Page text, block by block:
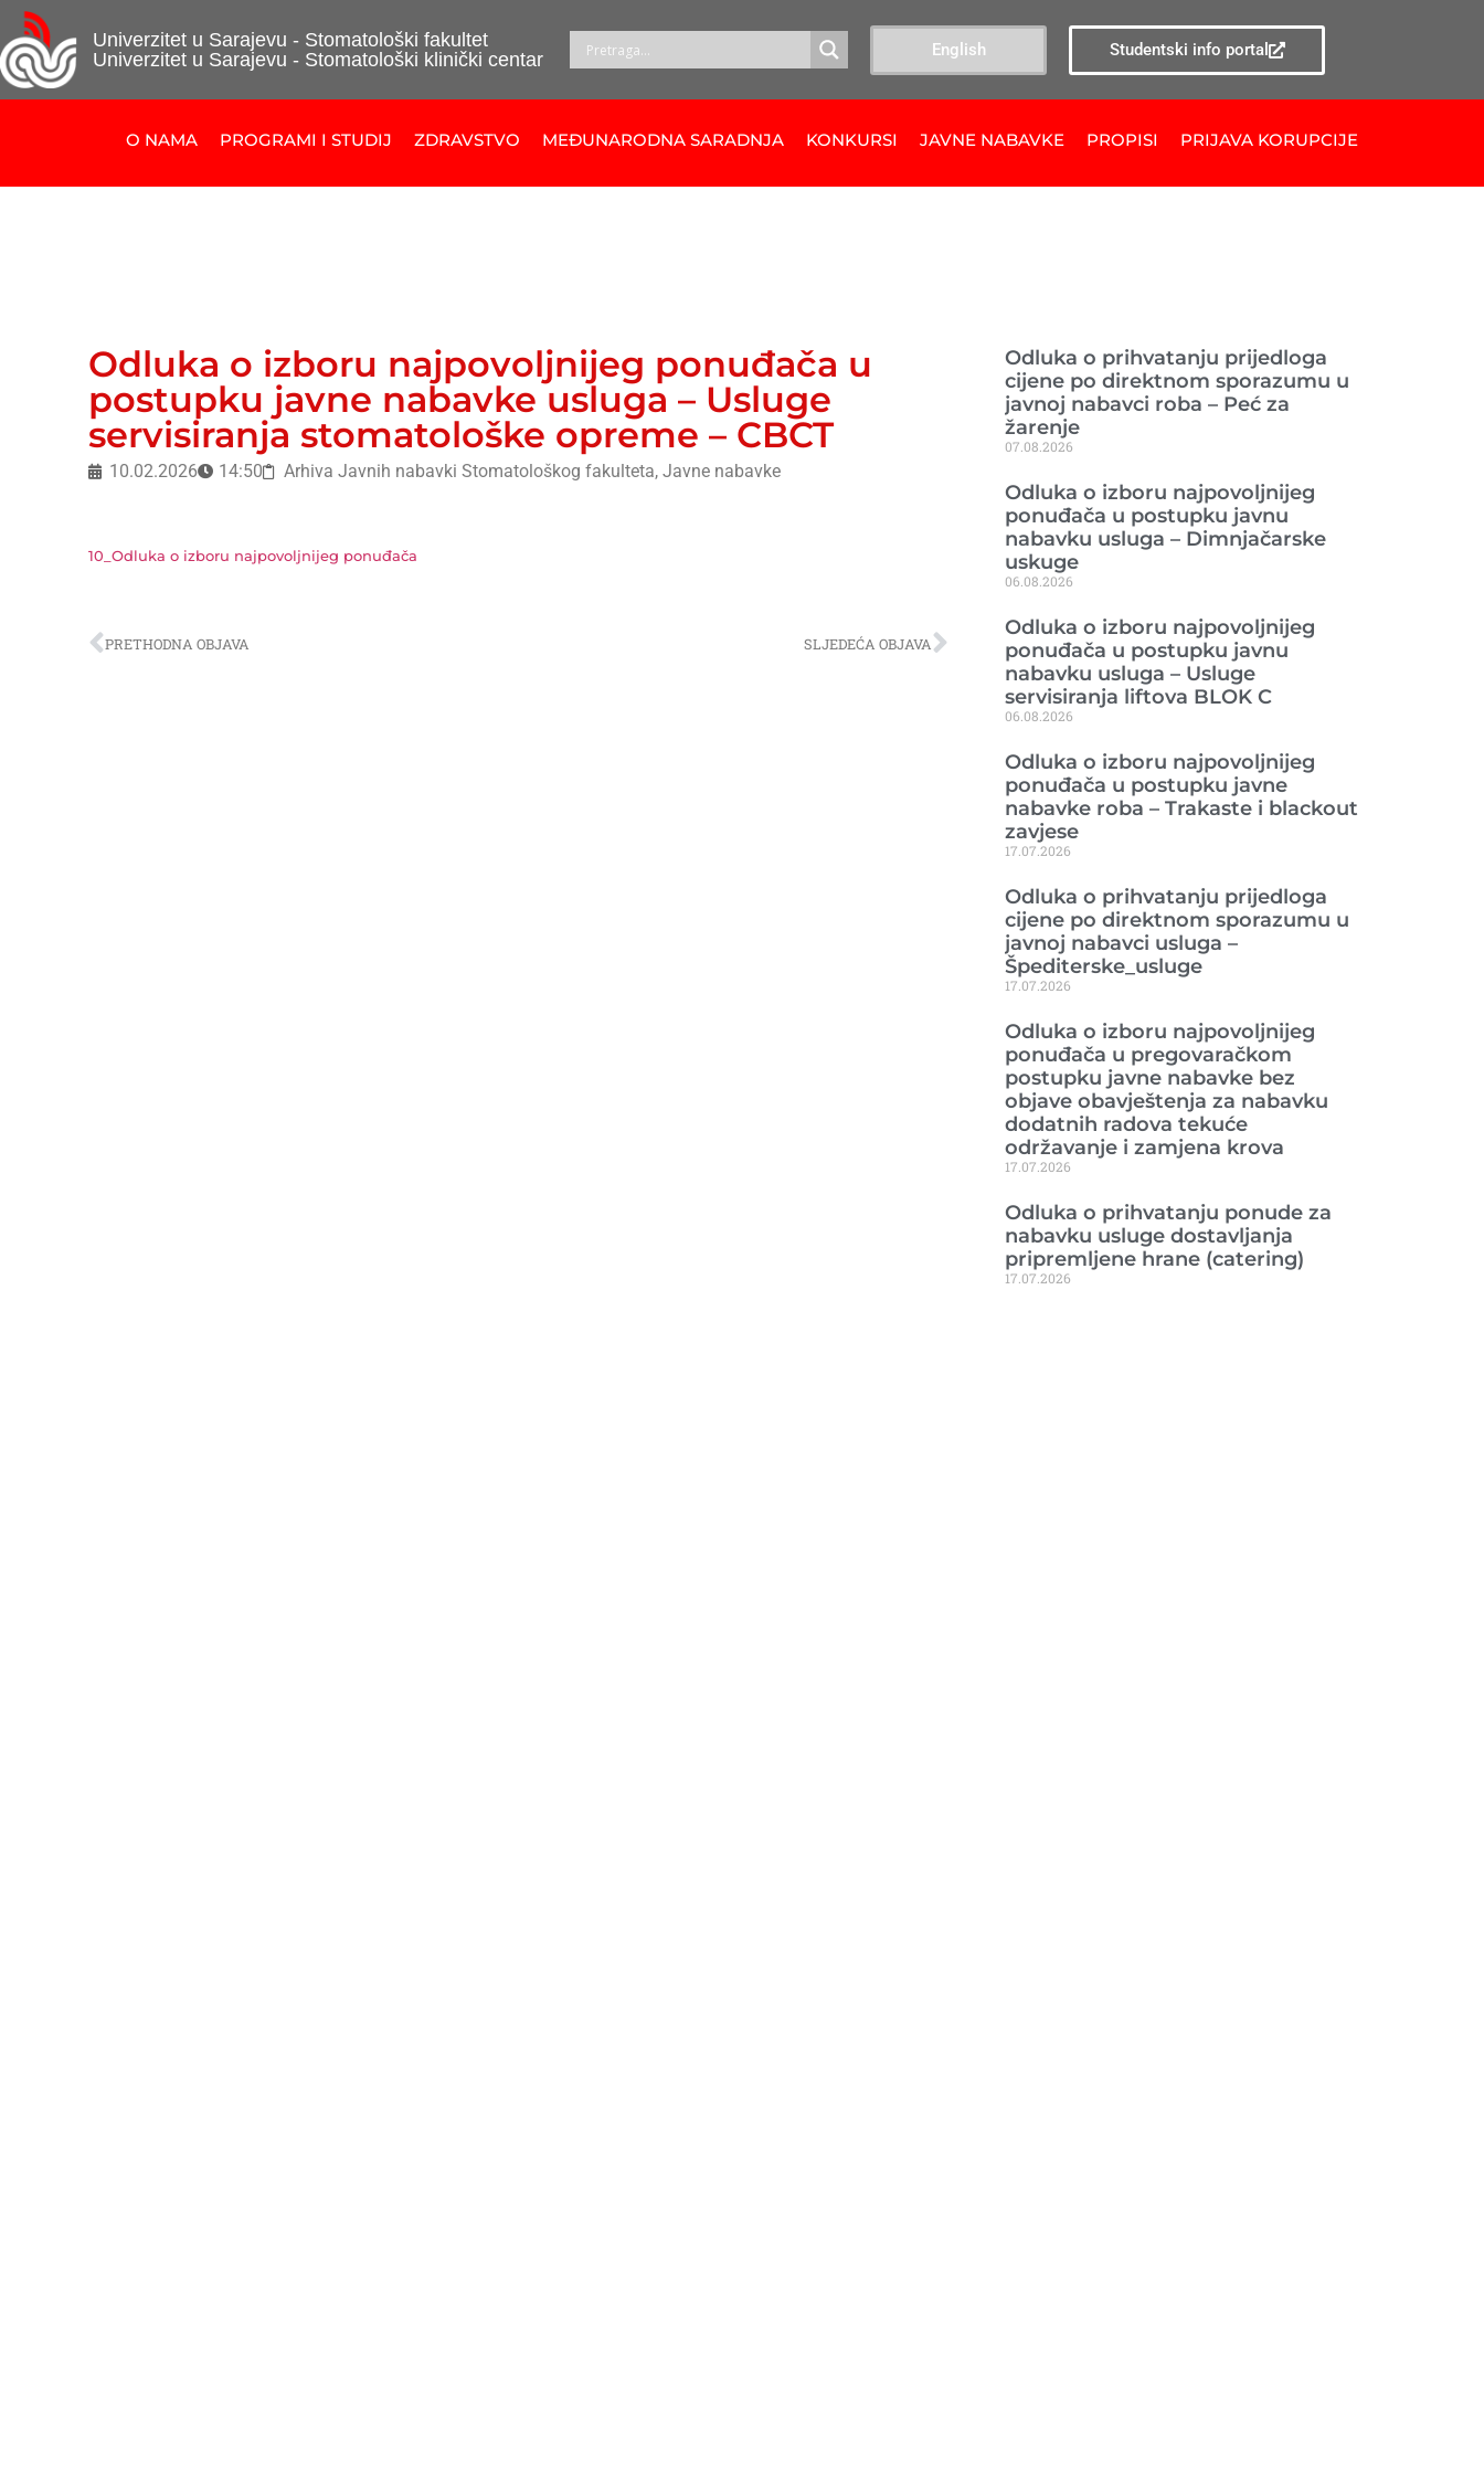
Univerzitet u Sarajevu - Stomatološki fakultet
Univerzitet u Sarajevu - Stomatološki klinički centar
English Studentski info portal
O NAMA PROGRAMI I STUDIJ ZDRAVSTVO MEĐUNARODNA SARADNJA KONKURSI JAVNE NABAVKE PROPISI PRIJAVA KORUPCIJE
Odluka o izboru najpovoljnijeg ponuđača u
postupku javne nabavke usluga – Usluge
servisiranja stomatološke opreme – CBCT
10.02.2026 14:50 Arhiva Javnih nabavki Stomatološkog fakulteta, Javne nabavke
10_Odluka o izboru najpovoljnijeg ponuđača
PRETHODNA OBJAVA SLJEDEĆA OBJAVA
Odluka o prihvatanju prijedloga
cijene po direktnom sporazumu u
javnoj nabavci roba – Peć za
žarenje
07.08.2026
Odluka o izboru najpovoljnijeg
ponuđača u postupku javnu
nabavku usluga – Dimnjačarske
uskuge
06.08.2026
Odluka o izboru najpovoljnijeg
ponuđača u postupku javnu
nabavku usluga – Usluge
servisiranja liftova BLOK C
06.08.2026
Odluka o izboru najpovoljnijeg
ponuđača u postupku javne
nabavke roba – Trakaste i blackout
zavjese
17.07.2026
Odluka o prihvatanju prijedloga
cijene po direktnom sporazumu u
javnoj nabavci usluga –
Špediterske_usluge
17.07.2026
Odluka o izboru najpovoljnijeg
ponuđača u pregovaračkom
postupku javne nabavke bez
objave obavještenja za nabavku
dodatnih radova tekuće
održavanje i zamjena krova
17.07.2026
Odluka o prihvatanju ponude za
nabavku usluge dostavljanja
pripremljene hrane (catering)
17.07.2026